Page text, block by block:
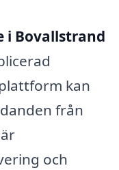
i Bovallstrand
kan
från
och